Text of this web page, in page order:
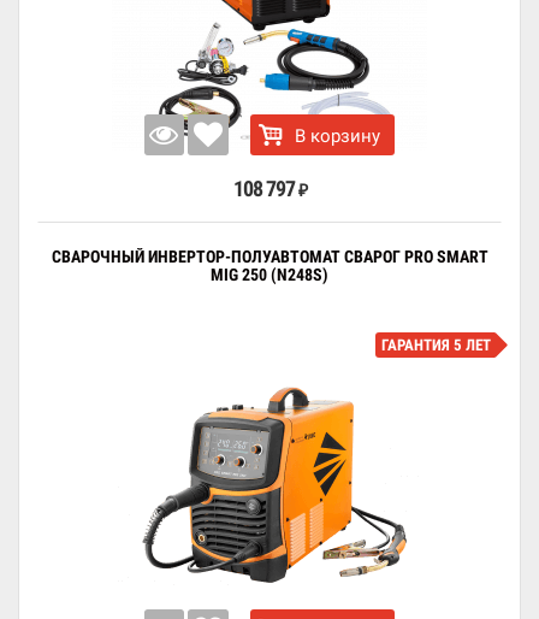
В корзину
108 797 ₽
СВАРОЧНЫЙ ИНВЕРТОР-ПОЛУАВТОМАТ СВАРОГ PRO SMART
MIG 250 (N248S)
ГАРАНТИЯ 5 ЛЕТ